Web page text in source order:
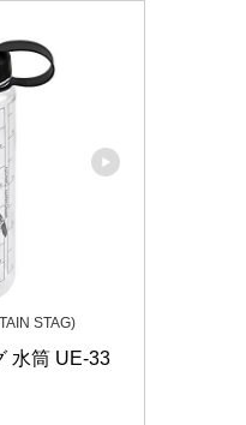
STAG)
水筒 UE-33